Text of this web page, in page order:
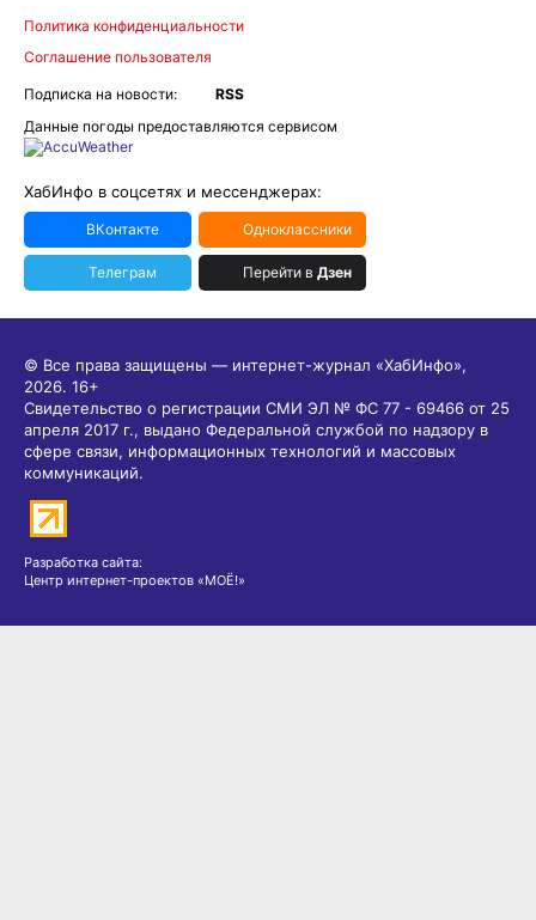
Политика конфиденциальности
Соглашение пользователя
Подписка на новости:
RSS
Данные погоды предоставляются сервисом
ХабИнфо в соцсетях и мессенджерах:
ВКонтакте Одноклассники
Телеграм Перейти в Дзен
© Все права защищены — интернет-журнал «ХабИнфо»,
2026. 16+
Свидетельство о регистрации СМИ ЭЛ № ФС 77 - 69466 от 25
апреля 2017 г., выдано Федеральной службой по надзору в
сфере связи, информационных технологий и массовых
коммуникаций.
Разработка сайта:
Центр интернет-проектов «МОЁ!»